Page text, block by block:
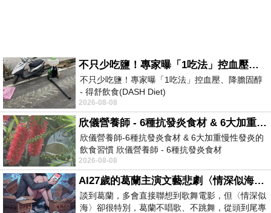
不只少吃鹽！專家曝「1吃法」控血壓、降膽固醇 - 得舒飲食(DASH Diet)
不只少吃鹽！專家曝「1吃法」控血壓、降膽固醇
- 得舒飲食(DASH Diet)
https://www.facebook.com/dietitiansophia/
posts/157966
2026-08-08
欣儀營養師 - 6種抗發炎食材 & 6大加重慢性發炎的飲食習慣
欣儀營養師-6種抗發炎食材 & 6大加重慢性發炎的
飲食習慣 欣儀營養師 - 6種抗發炎食材
https://www.facebook.com/photo/?fbid=147
2026-08-08
AI27歲的葛蘭主演文藝悲劇〈情深似海〉 #戀上老電影 #葛蘭 #粟子
談到葛蘭，多會直接聯想到歌舞電影，但〈情深似
海〉卻很特別，葛蘭不唱歌、不跳舞，從頭到尾專